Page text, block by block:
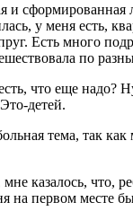
и
у меня есть,
Есть много
по
что еще надо?
детей.
тема, так
казалось, что,
на первом месте